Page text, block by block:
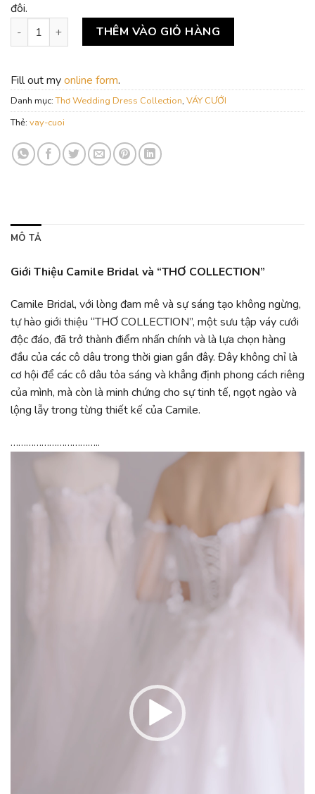
đôi.
Bộ sưu tập Thơ Collection 2023-2024 Season 1 Camile Bridal
THÊM VÀO GIỎ HÀNG
Fill out myonline form.
Danh mục:Thơ Wedding Dress Collection, VÁY CƯỚI
Thẻ: vay-cuoi
MÔ TẢ
Giới Thiệu Camile Bridal và “THƠ COLLECTION”
Camile Bridal, với lòng đam mê và sự sáng tạo không ngừng,
tự hào giới thiệu “THƠ COLLECTION”, một sưu tập váy cưới
độc đáo, đã trở thành điểm nhấn chính và là lựa chọn hàng
đầu của các cô dâu trong thời gian gần đây. Đây không chỉ là
cơ hội để các cô dâu tỏa sáng và khẳng định phong cách riêng
của mình, mà còn là minh chứng cho sự tinh tế, ngọt ngào và
lộng lẫy trong từng thiết kế của Camile.
……………………………..